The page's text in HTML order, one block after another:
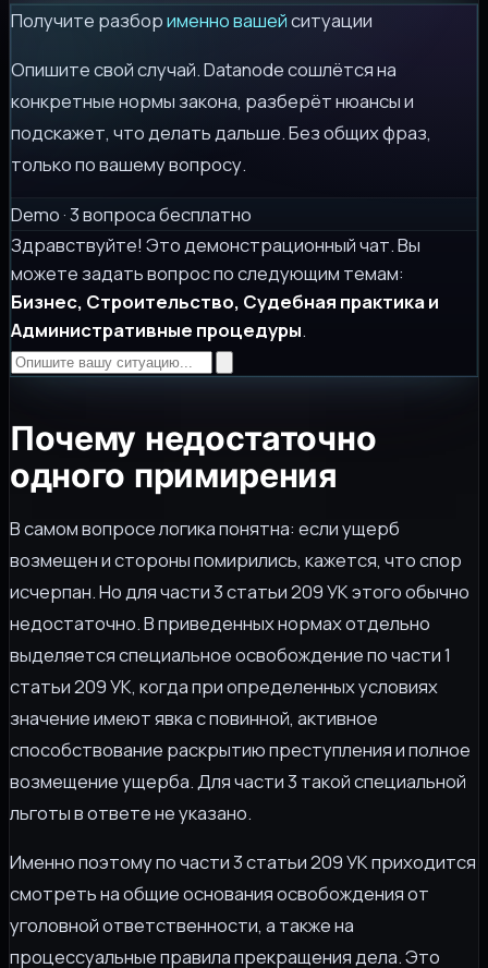
Получите разборименно вашейситуации
Опишите свой случай. Datanode сошлётся на
конкретные нормы закона, разберёт нюансы и
подскажет, что делать дальше. Без общих фраз,
только по вашему вопросу.
Demo · 3 вопроса бесплатно
Здравствуйте! Это демонстрационный чат. Вы
можете задать вопрос по следующим темам:
Бизнес, Строительство, Судебная практика и
Административные процедуры.
Почему недостаточно
одного примирения
В самом вопросе логика понятна: если ущерб
возмещен и стороны помирились, кажется, что спор
исчерпан. Но для части 3 статьи 209 УК этого обычно
недостаточно. В приведенных нормах отдельно
выделяется специальное освобождение по части 1
статьи 209 УК, когда при определенных условиях
значение имеют явка с повинной, активное
способствование раскрытию преступления и полное
возмещение ущерба. Для части 3 такой специальной
льготы в ответе не указано.
Именно поэтому по части 3 статьи 209 УК приходится
смотреть на общие основания освобождения от
уголовной ответственности, а также на
процессуальные правила прекращения дела. Это